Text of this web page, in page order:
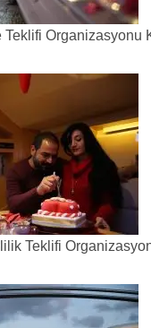
Teklifi Organizasyonu
Teklifi